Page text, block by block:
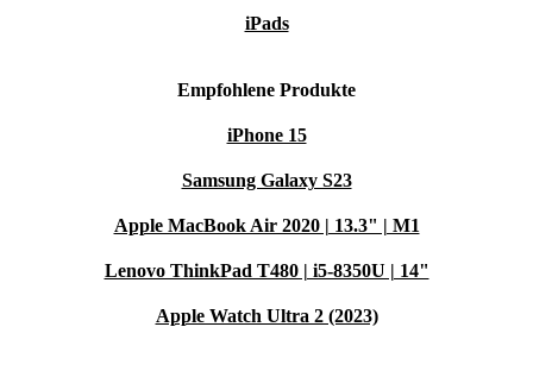
iPads
Empfohlene Produkte
iPhone 15
Samsung Galaxy S23
Apple MacBook Air 2020 | 13.3" | M1
Lenovo ThinkPad T480 | i5-8350U | 14"
Apple Watch Ultra 2 (2023)